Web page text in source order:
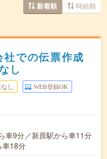
新着順 時給順
での伝票作成
し
し WEB登録OK
車9分／新原駅から車11分
車18分